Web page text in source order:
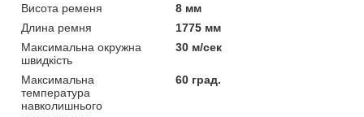
Висота ременя
8 мм
Длина ремня
1775 мм
Максимальна окружна
швидкість
30 м/сек
Максимальна
температура
навколишнього
60 град.